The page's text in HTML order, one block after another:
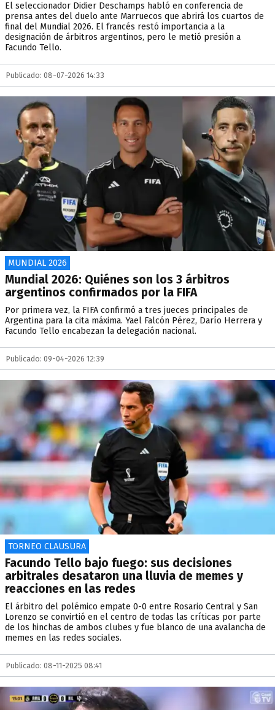
El seleccionador Didier Deschamps habló en conferencia de
prensa antes del duelo ante Marruecos que abrirá los cuartos de
final del Mundial 2026. El francés restó importancia a la
designación de árbitros argentinos, pero le metió presión a
Facundo Tello.
Publicado: 08-07-2026 14:33
MUNDIAL 2026
Mundial 2026: Quiénes son los 3 árbitros
argentinos confirmados por la FIFA
Por primera vez, la FIFA confirmó a tres jueces principales de
Argentina para la cita máxima. Yael Falcón Pérez, Darío Herrera y
Facundo Tello encabezan la delegación nacional.
Publicado: 09-04-2026 12:39
TORNEO CLAUSURA
Facundo Tello bajo fuego: sus decisiones
arbitrales desataron una lluvia de memes y
reacciones en las redes
El árbitro del polémico empate 0-0 entre Rosario Central y San
Lorenzo se convirtió en el centro de todas las críticas por parte
de los hinchas de ambos clubes y fue blanco de una avalancha de
memes en las redes sociales.
Publicado: 08-11-2025 08:41